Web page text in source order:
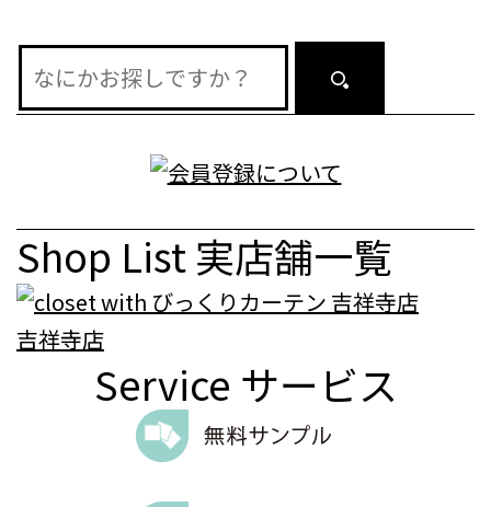
ン
Shop List実店舗一覧
吉祥寺店
Service サービス